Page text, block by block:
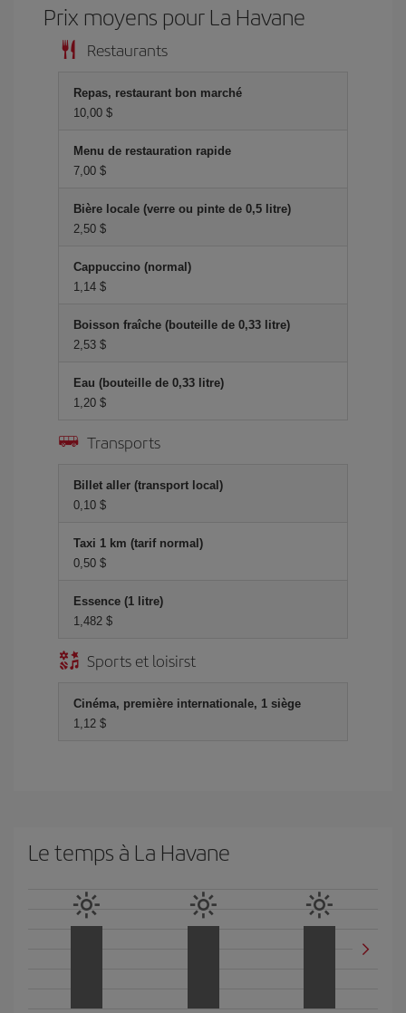
Prix ​​moyens pour La Havane
Restaurants
Repas, restaurant bon marché
10,00 $
Menu de restauration rapide
7,00 $
Bière locale (verre ou pinte de 0,5 litre)
2,50 $
Cappuccino (normal)
1,14 $
Boisson fraîche (bouteille de 0,33 litre)
2,53 $
Eau (bouteille de 0,33 litre)
1,20 $
Transports
Billet aller (transport local)
0,10 $
Taxi 1 km (tarif normal)
0,50 $
Essence (1 litre)
1,482 $
Sports et loisirst
Cinéma, première internationale, 1 siège
1,12 $
Le temps à La Havane